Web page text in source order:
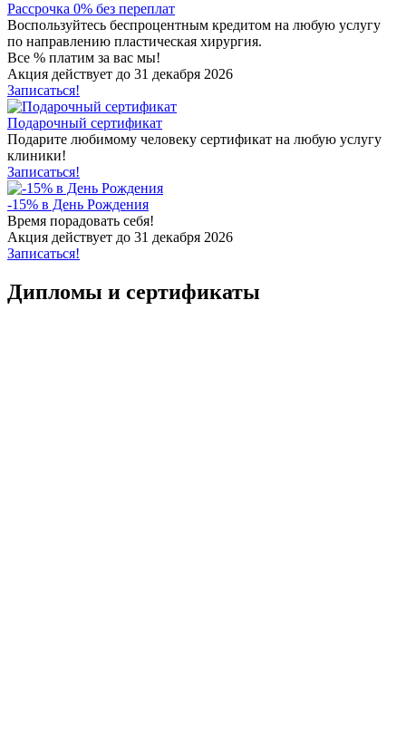
Рассрочка 0% без переплат
Воспользуйтесь беспроцентным кредитом на любую услугу
по направлению пластическая хирургия.
Все % платим за вас мы!
Акция действует до 31 декабря 2026
Записаться!
Подарочный сертификат
Подарите любимому человеку сертификат на любую услугу
клиники!
Записаться!
-15% в День Рождения
Время порадовать себя!
Акция действует до 31 декабря 2026
Записаться!
Дипломы и сертификаты